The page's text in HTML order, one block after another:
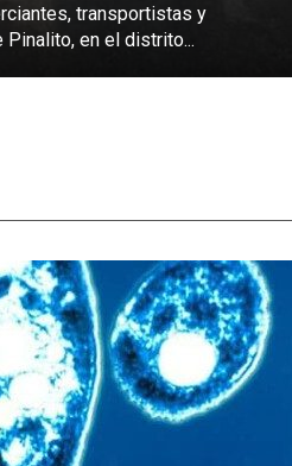
transportistas y
en el distrito...